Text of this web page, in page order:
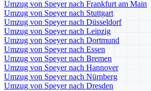
Umzug von Speyer nach Frankfurt am Main
Umzug von Speyer nach Stuttgart
Umzug von Speyer nach Düsseldorf
Umzug von Speyer nach Leipzig
Umzug von Speyer nach Dortmund
Umzug von Speyer nach Essen
Umzug von Speyer nach Bremen
Umzug von Speyer nach Hannover
Umzug von Speyer nach Nürnberg
Umzug von Speyer nach Dresden